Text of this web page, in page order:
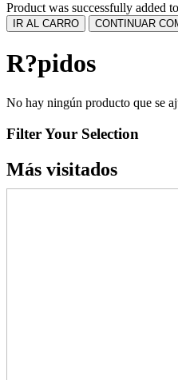
Product was successfully added
IR AL CARRO CONTINUAR
R?pidos
No hay ningún producto que se
Filter Your Selection
Más visitados